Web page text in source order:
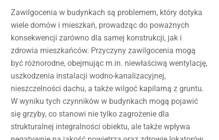
Zawilgocenia w budynkach są problemem, który dotyka
wiele domów i mieszkań, prowadząc do poważnych
konsekwencji zarówno dla samej konstrukcji, jak i
zdrowia mieszkańców. Przyczyny zawilgocenia mogą
być różnorodne, obejmując m.in. niewłaściwą wentylację,
uszkodzenia instalacji wodno-kanalizacyjnej,
nieszczelności dachu, a także wilgoć kapilarną z gruntu.
W wyniku tych czynników w budynkach mogą pojawić
się grzyby, co stanowi nie tylko zagrożenie dla
strukturalnej integralności obiektu, ale także wpływa